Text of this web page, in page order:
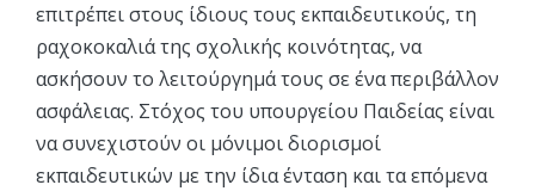
επιτρέπει στους ίδιους τους εκπαιδευτικούς, τη
ραχοκοκαλιά της σχολικής κοινότητας, να
ασκήσουν το λειτούργημά τους σε ένα περιβάλλον
ασφάλειας. Στόχος του υπουργείου Παιδείας είναι
να συνεχιστούν οι μόνιμοι διορισμοί
εκπαιδευτικών με την ίδια ένταση και τα επόμενα